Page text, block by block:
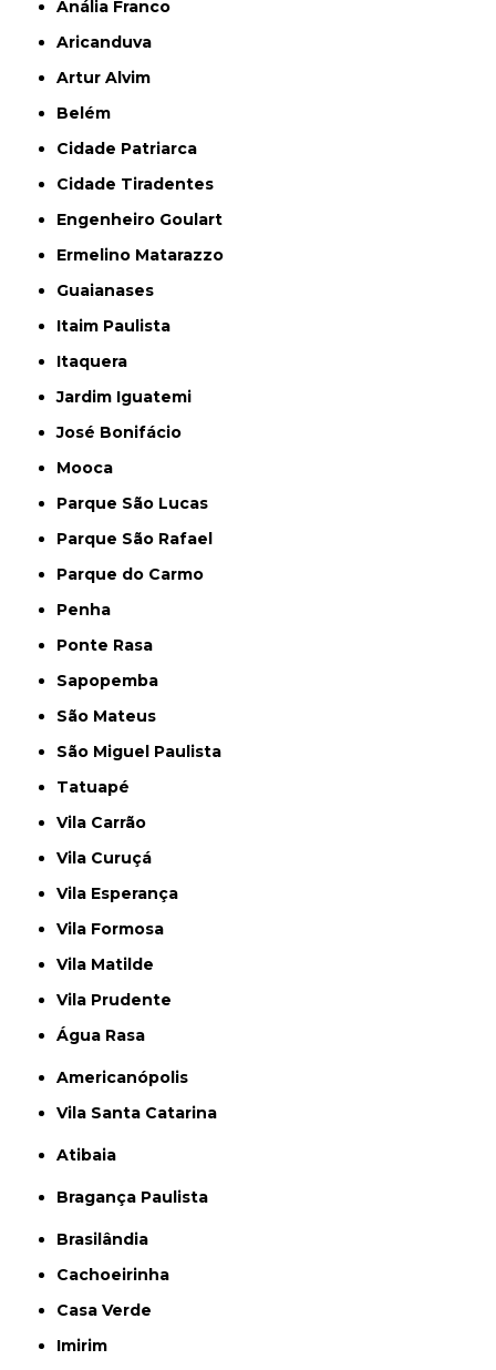
Anália Franco
Aricanduva
Artur Alvim
Belém
Cidade Patriarca
Cidade Tiradentes
Engenheiro Goulart
Ermelino Matarazzo
Guaianases
Itaim Paulista
Itaquera
Jardim Iguatemi
José Bonifácio
Mooca
Parque São Lucas
Parque São Rafael
Parque do Carmo
Penha
Ponte Rasa
Sapopemba
São Mateus
São Miguel Paulista
Tatuapé
Vila Carrão
Vila Curuçá
Vila Esperança
Vila Formosa
Vila Matilde
Vila Prudente
Água Rasa
Americanópolis
Vila Santa Catarina
Atibaia
Bragança Paulista
Brasilândia
Cachoeirinha
Casa Verde
Imirim